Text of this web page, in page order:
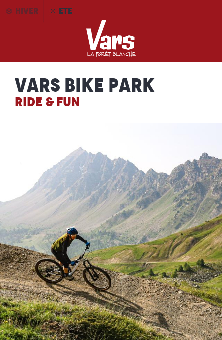
AllerHIVER ETE
Vars Bike Park
RIDE & FUN